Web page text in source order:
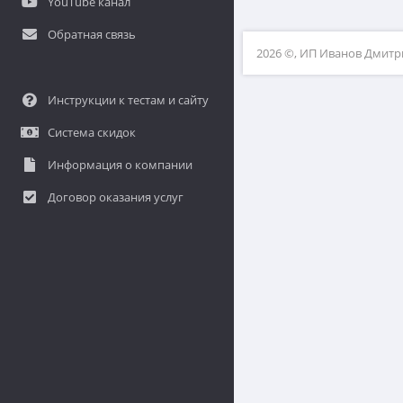
Обратная связь
Инструкции к тестам и сайту
Система скидок
Информация о компании
Договор оказания услуг
2026 ©, ИП Иванов